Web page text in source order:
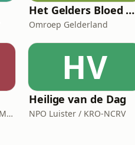
Het Gelders Bloed Orkest
Omroep Gelderland
Dag en Nacht / Vullings Media
HV
Heilige van de Dag
NPO Luister / KRO-NCRV